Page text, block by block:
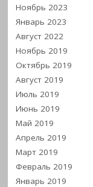
Ноябрь 2023
Январь 2023
Август 2022
Ноябрь 2019
Октябрь 2019
Август 2019
Июль 2019
Июнь 2019
Май 2019
Апрель 2019
Март 2019
Февраль 2019
Январь 2019